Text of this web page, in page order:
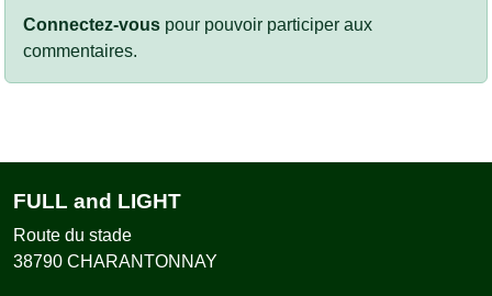
Connectez-vous pour pouvoir participer aux
commentaires.
FULL and LIGHT
Route du stade
38790 CHARANTONNAY